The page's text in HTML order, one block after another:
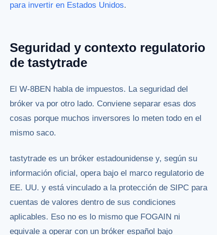
para invertir en Estados Unidos.
Seguridad y contexto regulatorio
de tastytrade
El W-8BEN habla de impuestos. La seguridad del
bróker va por otro lado. Conviene separar esas dos
cosas porque muchos inversores lo meten todo en el
mismo saco.
tastytrade es un bróker estadounidense y, según su
información oficial, opera bajo el marco regulatorio de
EE. UU. y está vinculado a la protección de SIPC para
cuentas de valores dentro de sus condiciones
aplicables. Eso no es lo mismo que FOGAIN ni
equivale a operar con un bróker español bajo